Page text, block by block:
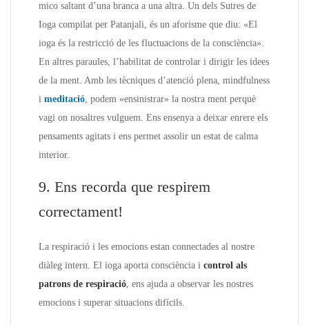
mico saltant d’una branca a una altra. Un dels Sutres de
Ioga compilat per Patanjali, és un aforisme que diu: «El
ioga és la restricció de les fluctuacions de la consciència».
En altres paraules, l’habilitat de controlar i dirigir les idees
de la ment. Amb les tècniques d’atenció plena, mindfulness
i meditació, podem «ensinistrar» la nostra ment perquè
vagi on nosaltres vulguem. Ens ensenya a deixar enrere els
pensaments agitats i ens permet assolir un estat de calma
interior.
9. Ens recorda que respirem
correctament!
La respiració i les emocions estan connectades al nostre
diàleg intern. El ioga aporta consciència i control als
patrons de respiració, ens ajuda a observar les nostres
emocions i superar situacions difícils.